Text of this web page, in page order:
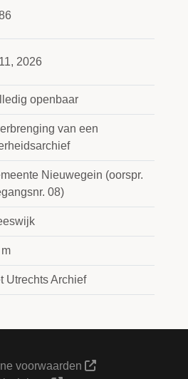
2026
openbaar
van een
Nieuwegein (oorspr.
08)
Utrechts Archief
voorwaarden